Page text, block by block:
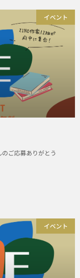
イベント
ご応募ありがとう
イベント